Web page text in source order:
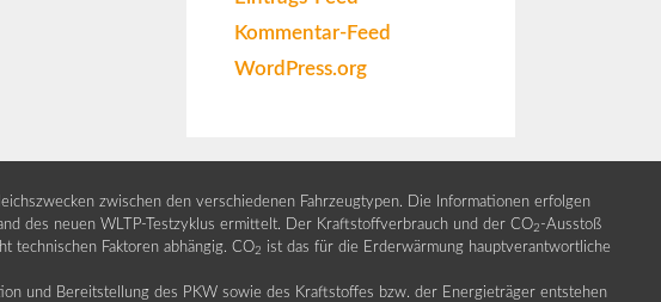
Kommentar-Feed
WordPress.org
zwischen den verschiedenen Fahrzeugtypen. Die Informationen erfolgen
des neuen WLTP-Testzyklus ermittelt. Der Kraftstoffverbrauch und der CO2 -Ausstoß
technischen Faktoren abhängig. CO2 ist das für die Erderwärmung hauptverantwortliche
und Bereitstellung des PKW sowie des Kraftstoffes bzw. der Energieträger entstehen